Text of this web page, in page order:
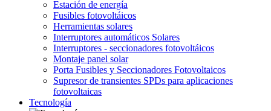
Estación de energía
Fusibles fotovoltáicos
Herramientas solares
Interruptores automáticos Solares
Interruptores - seccionadores fotovoltáicos
Montaje panel solar
Porta Fusibles y Seccionadores Fotovoltaicos
Supresor de transientes SPDs para aplicaciones
fotovoltaicas
Tecnología